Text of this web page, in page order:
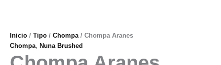
Inicio / Tipo / Chompa / Chompa Aranes
Chompa, Nuna Brushed